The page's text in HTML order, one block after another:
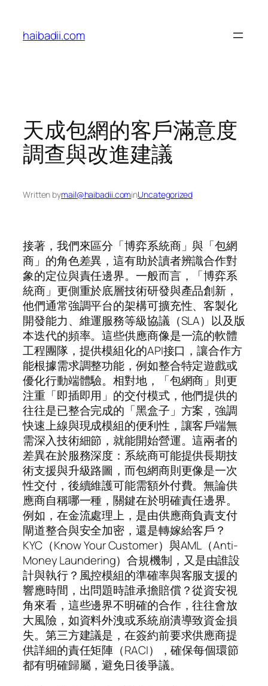
content
haibadii.com
天成包網的客戶滿意度
調查與改進建議
Written bymail@haibadii.cominUncategorized
接著，我們來區分「博弈系統商」與「包網
商」的角色差異，這有助於讀者辨識合作對
象的定位與責任邊界。一般而言，「博弈系
統商」更側重於底層技術研發與產品創新，
他們通常強調平台的架構可擴充性、客製化
開發能力、維運服務等級協議（SLA）以及版
本迭代的頻率。這些供應商像是一流的軟體
工程團隊，提供模組化的API接口，讓合作方
能根據需求調整功能，例如整合特定遊戲或
優化行動端體驗。相對地，「包網商」則更
注重「即插即用」的交付模式，他們提供的
往往是已整合完成的「黑盒子」方案，強調
快速上線與現成模組的便利性，讓客戶端無
需深入技術細節，就能開始營運。這兩者的
差異在於服務深度：系統商可能提供長期技
術支援與升級路圖，而包網商則更像是一次
性交付，後續維護可能需額外付費。無論供
應商自稱哪一種，關鍵在於明確責任邊界。
例如，在金流處理上，是由供應商負責支付
閘道整合與安全加密，還是轉嫁給客戶？
KYC（Know Your Customer）與AML（Anti-
Money Laundering）合規機制，又是由誰設
計與執行？風控模組的準確率與客服支援的
響應時間，出問題時誰承擔賠償？從資安視
角來看，這些邊界不明確的合作，往往會放
大風險，如資料外洩或系統崩潰導致資金損
失。第三方建議是，在簽約前要求供應商提
供詳細的責任矩陣（RACI），確保每個環節
都有明確歸屬，避免日後爭議。